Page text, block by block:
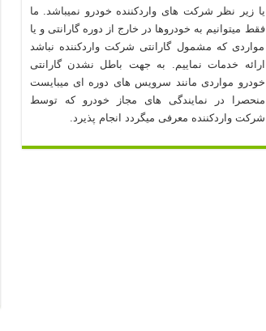
یا زیر نظر شرکت های واردکننده خودرو نمیباشد. ما
فقط میتوانیم به خودروها در خارج از دوره گارانتی و یا
مواردی که مشمول گارانتی شرکت واردکننده نباشد
ارائه خدمات نماییم. به جهت باطل نشدن گارانتی
خودرو مواردی مانند سرویس های دوره ای میبایست
منحصرا در نمایندگی های مجاز خودرو که توسط
شرکت واردکننده معرفی میگردد انجام پذیرد.